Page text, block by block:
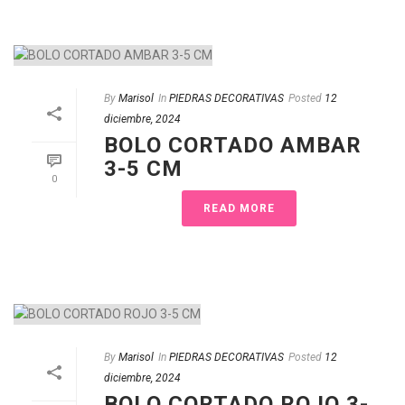
0
By Marisol In PIEDRAS DECORATIVAS Posted 12
diciembre, 2024
BOLO CORTADO AMBAR
3-5 CM
READ MORE
By Marisol In PIEDRAS DECORATIVAS Posted 12
diciembre, 2024